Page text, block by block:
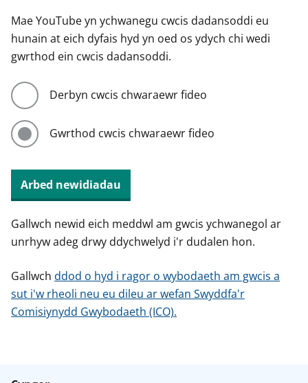
Mae YouTube yn ychwanegu cwcis dadansoddi eu
hunain at eich dyfais hyd yn oed os ydych chi wedi
gwrthod ein cwcis dadansoddi.
Derbyn cwcis chwaraewr fideo
Gwrthod cwcis chwaraewr fideo
Arbed newidiadau
Gallwch newid eich meddwl am gwcis ychwanegol ar
unrhyw adeg drwy ddychwelyd i'r dudalen hon.
Gallwch ddod o hyd i ragor o wybodaeth am gwcis a
sut i'w rheoli neu eu dileu ar wefan Swyddfa'r
Comisiynydd Gwybodaeth (ICO).